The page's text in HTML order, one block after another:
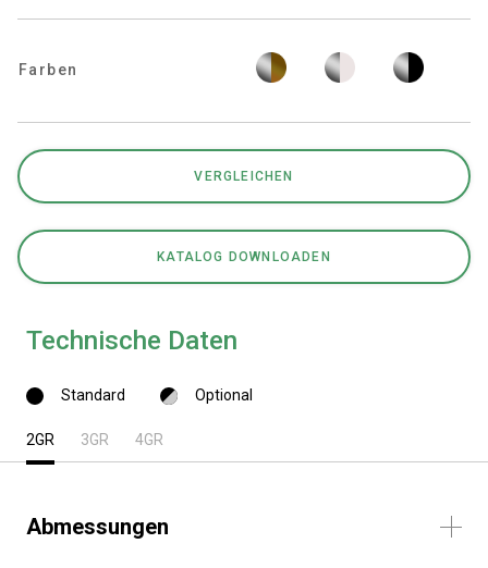
Farben
VERGLEICHEN
KATALOG DOWNLOADEN
Technische Daten
Standard Optional
2GR 3GR 4GR
Abmessungen